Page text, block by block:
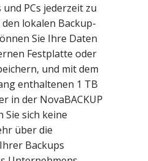
PCs jederzeit zu
lokalen Backup-
Sie Ihre Daten
Festplatte oder
und mit dem
enthaltenen 1 TB
in der NovaBACKUP
Sie sich keine
über die
Backups